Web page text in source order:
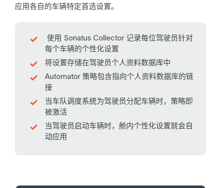
应用各自的车辆特定首选设置。
使用 Sonatus Collector 记录每位驾驶员针对
每个车辆的个性化设置
将设置存储在驾驶员个人资料数据库中
Automator 策略包含指向个人资料数据库的链
接
当车队调度系统为驾驶员分配车辆时，策略即
被激活
当驾驶员启动车辆时，舱内个性化设置就会自
动应用